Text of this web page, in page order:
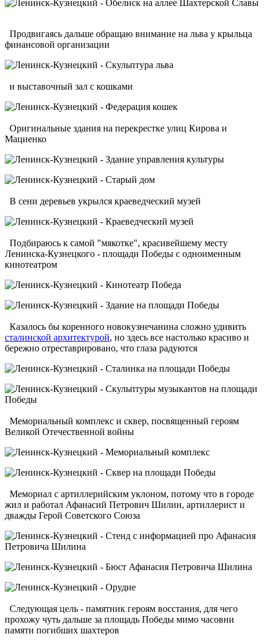
Продвигаясь дальше обращаю внимание на льва у крыльца
финансовой организации
и выставочный зал с кошками
Оригинальные здания на перекрестке улиц Кирова и
Мациенко
В сени деревьев укрылся краеведческий музей
Подбираюсь к самой "мякотке", красивейшему месту
Ленинска-Кузнецкого - площади Победы с одноименным
кинотеатром
Казалось бы коренного новокузнечанина сложно удивить
сталинской архитектурой, но здесь все настолько красиво и
бережно отреставрировано, что глаза радуются
Мемориальный комплекс и сквер, посвященный героям
Великой Отечественной войны
Мемориал с артиллерийским уклоном, потому что в городе
жил и работал Афанасий Петрович Шилин, артиллерист и
дважды Герой Советского Союза
Следующая цель - памятник героям восстания, для чего
прохожу чуть дальше за площадь Победы мимо часовни
памяти погибших шахтеров